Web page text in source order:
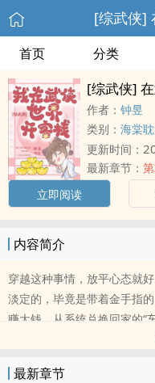
[综武侠]
首页 分类
[综武侠]
作者： 钟昱
类别： 海棠
更新时间：
最新章节：
立即阅读
内容简介
穿越这种事情，放平心态就
淡定的，毕竟是带着金手指
赚大钱，从系统兑换回家的“
最新章节